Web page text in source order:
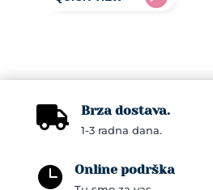
 Brza dostava.
1-3 radna dana.
 Online podrška